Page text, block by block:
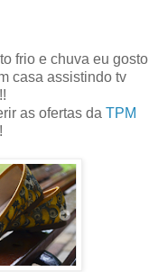
frio e chuva eu gosto
casa assistindo tv
as ofertas da TPM